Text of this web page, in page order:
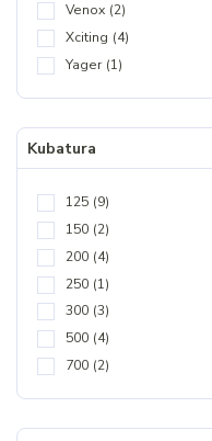
Venox (2)
Xciting (4)
Yager (1)
Kubatura
125 (9)
150 (2)
200 (4)
250 (1)
300 (3)
500 (4)
700 (2)